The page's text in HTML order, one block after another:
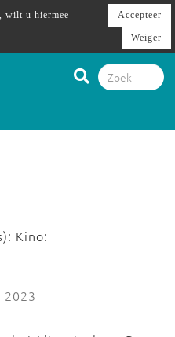
Kino:
wilt u hiermee
Accepteer
Weiger